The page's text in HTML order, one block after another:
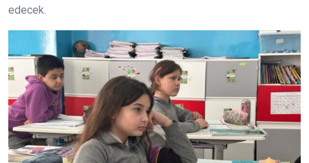
edecek.